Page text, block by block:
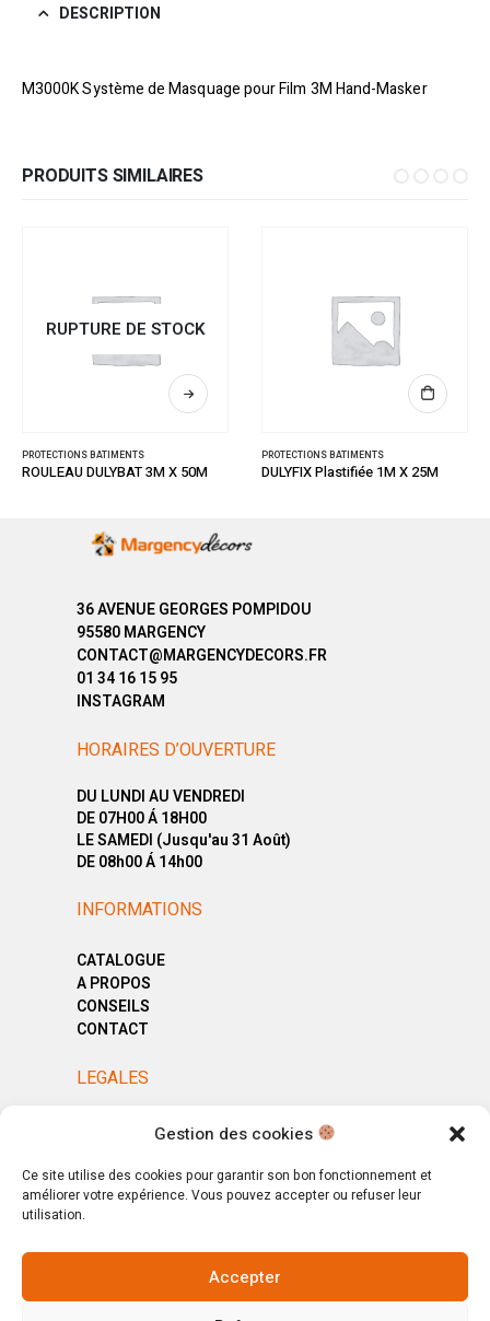
Gestion des cookies
Ce site utilise des cookies pour garantir son bon fonctionnement et
améliorer votre expérience. Vous pouvez accepter ou refuser leur
utilisation.
Accepter
DESCRIPTION
M3000K Système de Masquage pour Film 3M Hand-Masker
PRODUITS SIMILAIRES
RUPTURE DE STOCK
PROTECTIONS BATIMENTS
ROULEAU DULYBAT 3M X 50M
PROTECTIONS BATIMENTS
DULYFIX Plastifiée 1M X 25M
36 AVENUE GEORGES POMPIDOU
95580 MARGENCY
CONTACT@MARGENCYDECORS.FR
01 34 16 15 95
INSTAGRAM
HORAIRES D’OUVERTURE
DU LUNDI AU VENDREDI
DE 07H00 Á 18H00
LE SAMEDI (Jusqu'au 31 Août)
DE 08h00 Á 14h00
INFORMATIONS
CATALOGUE
A PROPOS
CONSEILS
CONTACT
LEGALES
MENTIONS LÉGALES
CGV
© Copyright 2025. All Rights Reserved.